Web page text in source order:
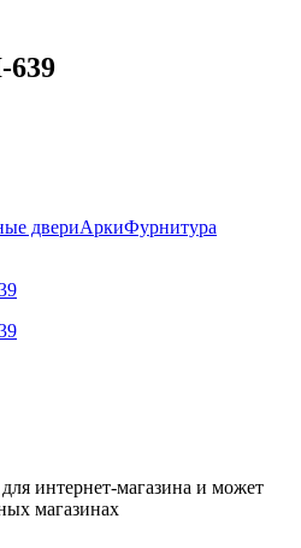
двериАркиФурнитура
интернет-магазина и может
магазинах